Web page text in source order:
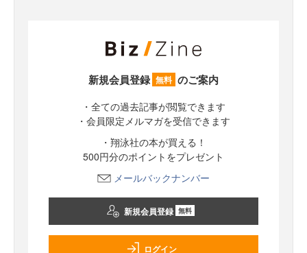
新規会員登録 無料 のご案内
・全ての過去記事が閲覧できます
・会員限定メルマガを受信できます
・翔泳社の本が買える！
500円分のポイントをプレゼント
メールバックナンバー
新規会員登録 無料
ログイン